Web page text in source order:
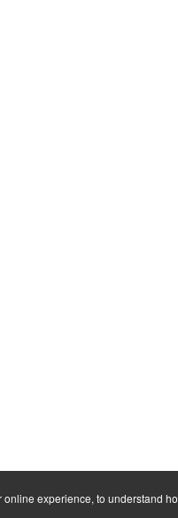
experience, to understand